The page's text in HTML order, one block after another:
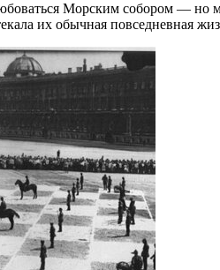
Морским собором — но
их обычная повседневная